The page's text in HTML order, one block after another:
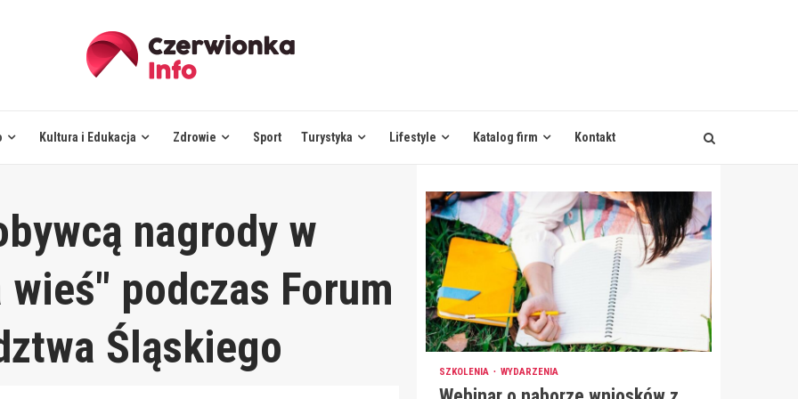
Kultura i Edukacja Zdrowie Sport Turystyka Lifestyle Katalog firm Kontakt
nagrody w
podczas Forum
Śląskiego
SZKOLENIA WYDARZENIA